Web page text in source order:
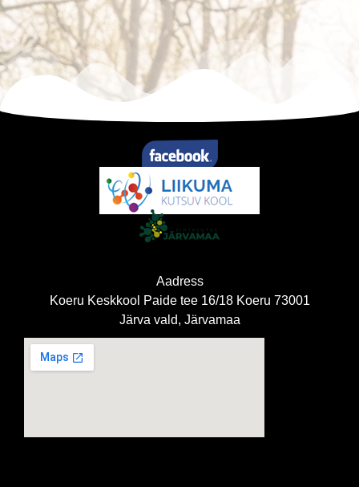
Aadress
Koeru Keskkool Paide tee 16/18 Koeru 73001
Järva vald, Järvamaa